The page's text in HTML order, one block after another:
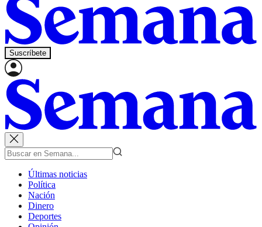
Suscríbete
Últimas noticias
Política
Nación
Dinero
Deportes